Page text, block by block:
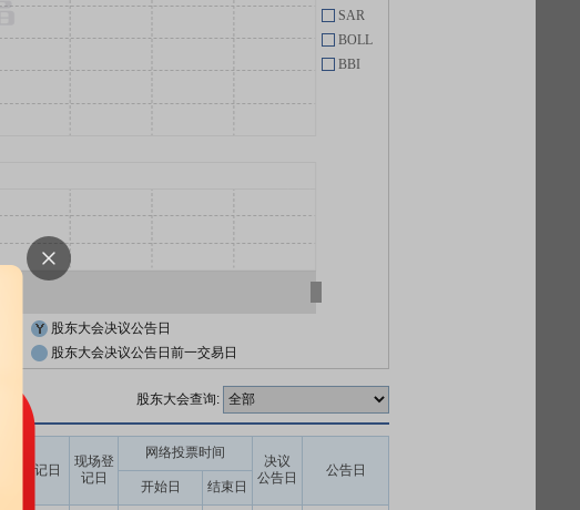
SAR
BOLL
BBI
股东大会决议公告日
股东大会决议公告日前一交易日
股东大会查询:
股权登记日
现场登
记日
网络投票时间
决议
公告日
公告日
开始日 结束日